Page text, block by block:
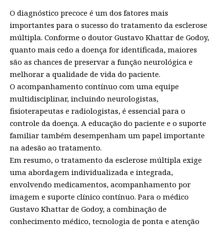
O diagnóstico precoce é um dos fatores mais
importantes para o sucesso do tratamento da esclerose
múltipla. Conforme o doutor Gustavo Khattar de Godoy,
quanto mais cedo a doença for identificada, maiores
são as chances de preservar a função neurológica e
melhorar a qualidade de vida do paciente.
O acompanhamento contínuo com uma equipe
multidisciplinar, incluindo neurologistas,
fisioterapeutas e radiologistas, é essencial para o
controle da doença. A educação do paciente e o suporte
familiar também desempenham um papel importante
na adesão ao tratamento.
Em resumo, o tratamento da esclerose múltipla exige
uma abordagem individualizada e integrada,
envolvendo medicamentos, acompanhamento por
imagem e suporte clínico contínuo. Para o médico
Gustavo Khattar de Godoy, a combinação de
conhecimento médico, tecnologia de ponta e atenção